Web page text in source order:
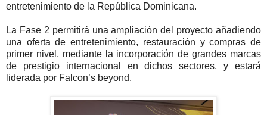
entretenimiento de la República Dominicana.
La Fase 2 permitirá una ampliación del proyecto añadiendo
una oferta de entretenimiento, restauración y compras de
primer nivel, mediante la incorporación de grandes marcas
de prestigio internacional en dichos sectores, y estará
liderada por Falcon’s beyond.